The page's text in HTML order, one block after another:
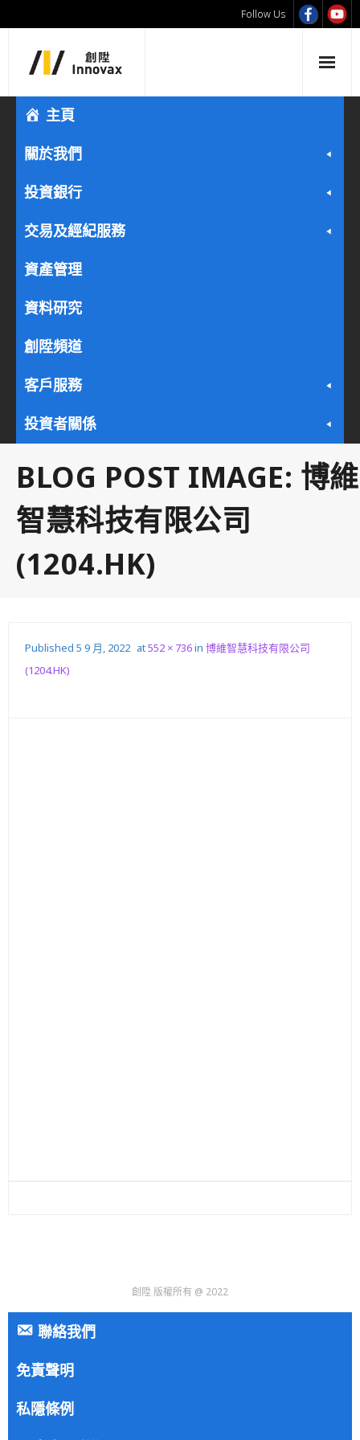
Follow Us
主頁
關於我們
投資銀行
交易及經紀服務
資產管理
資料研究
創陞頻道
客戶服務
投資者關係
BLOG POST IMAGE: 博維
智慧科技有限公司
(1204.HK)
Published 5 9 月, 2022 at552 × 736in 博維智慧科技有限公司
(1204.HK)
創陞 版權所有 @ 2022
聯絡我們
免責聲明
私隱條例